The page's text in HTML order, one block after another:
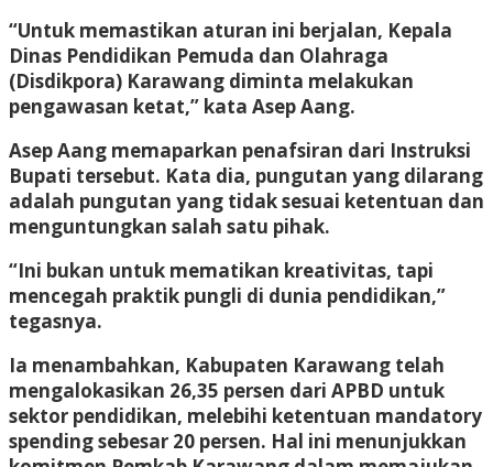
“Untuk memastikan aturan ini berjalan, Kepala
Dinas Pendidikan Pemuda dan Olahraga
(Disdikpora) Karawang diminta melakukan
pengawasan ketat,” kata Asep Aang.
Asep Aang memaparkan penafsiran dari Instruksi
Bupati tersebut. Kata dia, pungutan yang dilarang
adalah pungutan yang tidak sesuai ketentuan dan
menguntungkan salah satu pihak.
“Ini bukan untuk mematikan kreativitas, tapi
mencegah praktik pungli di dunia pendidikan,”
tegasnya.
Ia menambahkan, Kabupaten Karawang telah
mengalokasikan 26,35 persen dari APBD untuk
sektor pendidikan, melebihi ketentuan mandatory
spending sebesar 20 persen. Hal ini menunjukkan